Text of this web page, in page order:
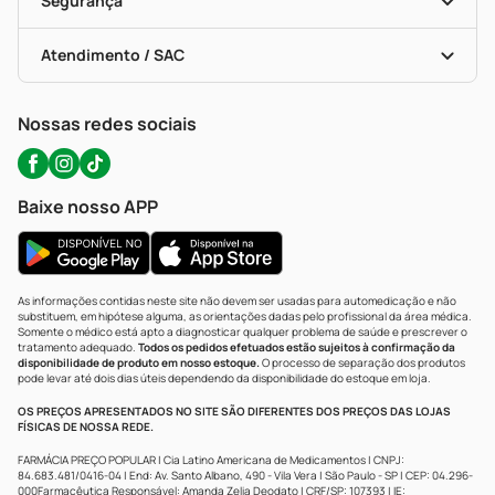
Troca E Devolução
Bulas De A A Z
Políticas De Marketplace
Testes Rápidos
Autoteste Covid-19
Certificado De Segurança
Portal Da Privacidade
Atendimento / SAC
WhatsApp (47) 9202-1687
Nossas redes sociais
Baixe nosso APP
As informações contidas neste site não devem ser usadas para automedicação e não
substituem, em hipótese alguma, as orientações dadas pelo profissional da área médica.
Somente o médico está apto a diagnosticar qualquer problema de saúde e prescrever o
tratamento adequado. Todos os pedidos efetuados estão sujeitos à confirmação da
disponibilidade de produto em nosso estoque.O processo de separação dos produtos
pode levar até dois dias úteis dependendo da disponibilidade do estoque em loja.
OS PREÇOS APRESENTADOS NO SITE SÃO DIFERENTES DOS PREÇOS DAS LOJAS
FÍSICAS DE NOSSA REDE.
FARMÁCIA PREÇO POPULAR | Cia Latino Americana de Medicamentos | CNPJ:
84.683.481/0416-04 | End: Av. Santo Albano, 490 - Vila Vera | São Paulo - SP | CEP: 04.296-
000Farmacêutica Responsável: Amanda Zelia Deodato | CRF/SP: 107393 | IE: